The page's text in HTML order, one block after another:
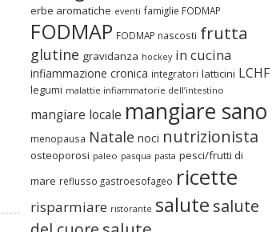
erbe aromatiche eventi famiglie FODMAP
FODMAP FODMAP nascosti frutta
glutine gravidanza hockey in cucina
infiammazione cronica integratori latticini LCHF
legumi malattie infiammatorie dell’intestino
mangiare locale mangiare sano
menopausa Natale noci nutrizionista
osteoporosi paleo pasqua pasta pesci/frutti di
mare reflusso gastroesofageo ricette
risparmiare ristorante salute salute